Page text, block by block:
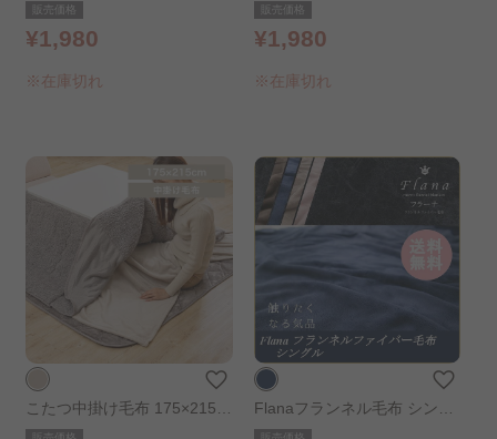
m ライトグレー
販売価格
¥1,980
※在庫切れ
m ライトグレー
販売価格
¥1,980
※在庫切れ
こたつ中掛け毛布 175×215c
m グレージュ
Flanaフランネル毛布 シング
ル ネイビー